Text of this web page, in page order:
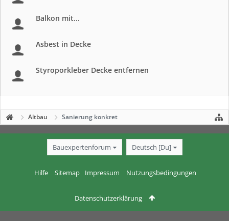
Balkon mit...
Asbest in Decke
Styroporkleber Decke entfernen
Altbau Sanierung konkret
Bauexpertenforum Deutsch [Du]
Hilfe Sitemap Impressum Nutzungsbedingungen
Datenschutzerklärung